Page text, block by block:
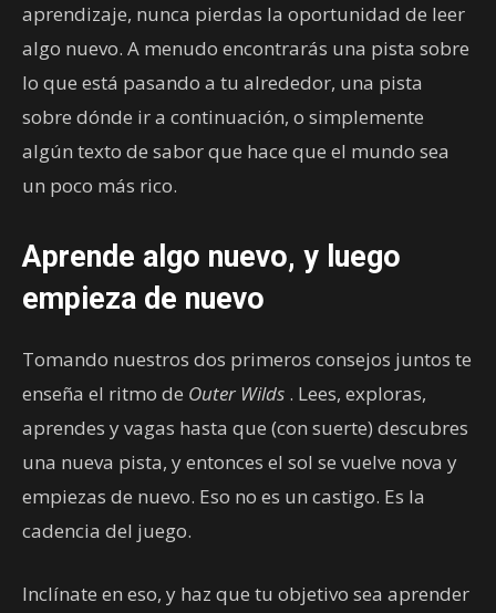
aprendizaje, nunca pierdas la oportunidad de leer
algo nuevo. A menudo encontrarás una pista sobre
lo que está pasando a tu alrededor, una pista
sobre dónde ir a continuación, o simplemente
algún texto de sabor que hace que el mundo sea
un poco más rico.
Aprende algo nuevo, y luego
empieza de nuevo
Tomando nuestros dos primeros consejos juntos te
enseña el ritmo de Outer Wilds . Lees, exploras,
aprendes y vagas hasta que (con suerte) descubres
una nueva pista, y entonces el sol se vuelve nova y
empiezas de nuevo. Eso no es un castigo. Es la
cadencia del juego.
Inclínate en eso, y haz que tu objetivo sea aprender